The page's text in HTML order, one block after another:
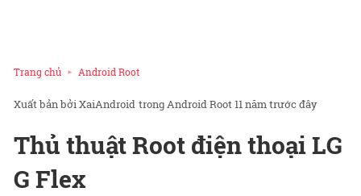
Trang chủ Android Root
XaiAndroid trongAndroid Root11 năm trước đây
Thủ thuật Root điện thoại LG
G Flex